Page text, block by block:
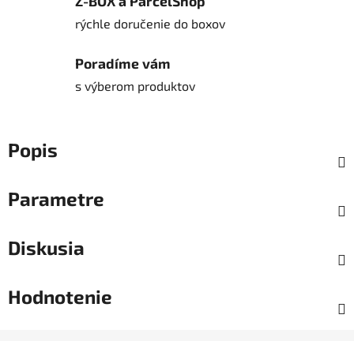
rýchle doručenie do boxov
Poradíme vám
s výberom produktov
Popis
Parametre
Diskusia
Hodnotenie